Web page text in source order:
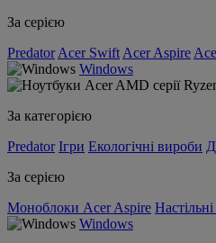
За серією
Predator Acer Swift Acer Aspire
Windows
За категорією
Predator Ігри Екологічні вироби
За серією
Моноблоки Acer Aspire
Windows